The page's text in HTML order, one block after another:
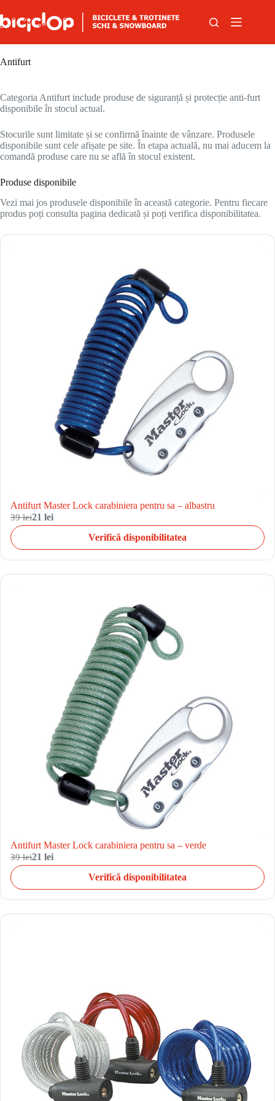
Antifurt
Categoria Antifurt include produse de siguranță și protecție anti-furt
disponibile în stocul actual.
Stocurile sunt limitate și se confirmă înainte de vânzare. Produsele
disponibile sunt cele afișate pe site. În etapa actuală, nu mai aducem la
comandă produse care nu se află în stocul existent.
Produse disponibile
Vezi mai jos produsele disponibile în această categorie. Pentru fiecare
produs poți consulta pagina dedicată și poți verifica disponibilitatea.
Antifurt Master Lock carabiniera pentru sa – albastru
39 lei21 lei
Verifică disponibilitatea
Antifurt Master Lock carabiniera pentru sa – verde
39 lei21 lei
Verifică disponibilitatea